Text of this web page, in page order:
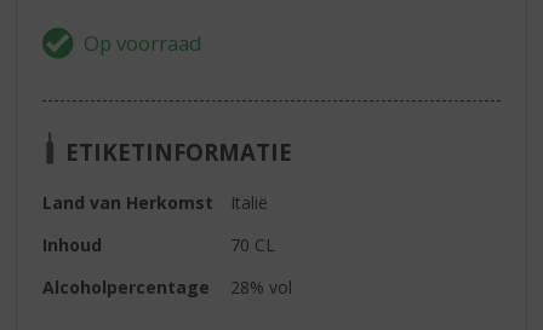
ETIKETINFORMATIE
Land van Herkomst
Italië
Inhoud
70 CL
Alcoholpercentage
28% vol